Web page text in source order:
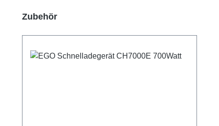
Produktgalerie überspringen
Zubehör